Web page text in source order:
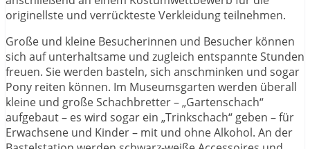
originellste und verrückteste Verkleidung teilnehmen.
Große und kleine Besucherinnen und Besucher können
sich auf unterhaltsame und zugleich entspannte Stunden
freuen. Sie werden basteln, sich anschminken und sogar
Pony reiten können. Im Museumsgarten werden überall
kleine und große Schachbretter – „Gartenschach“
aufgebaut – es wird sogar ein „Trinkschach“ geben – für
Erwachsene und Kinder – mit und ohne Alkohol. An der